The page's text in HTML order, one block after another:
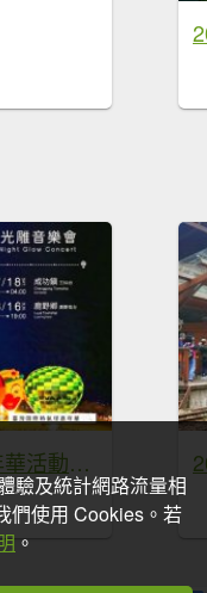
109年台東鹿野熱氣球嘉年華活動日期查詢
驗及統計網路流量相
們使用 Cookies。若
。